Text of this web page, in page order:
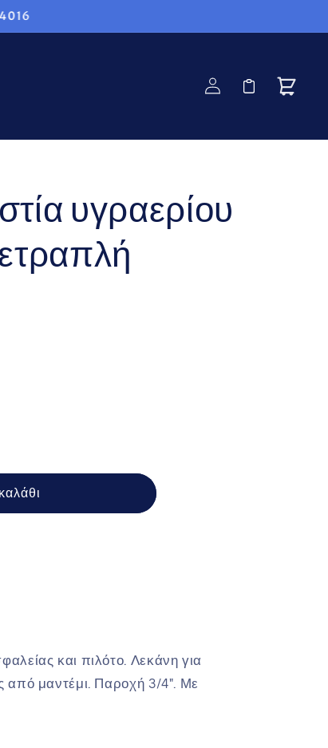
Σύνδεση
Προσφοράς
Καλάθι
υγραερίου
και πιλότο. Λεκάνη για
από μαντέμι. Παροχή 3/4″. Με